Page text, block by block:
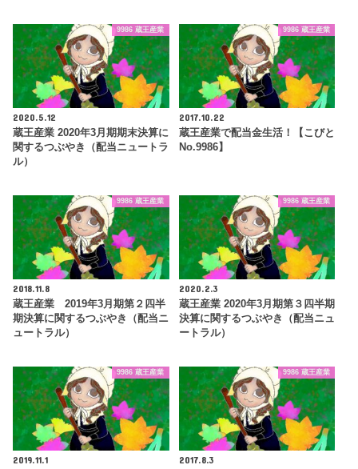
9986 蔵王産業
2020.5.12
蔵王産業 2020年3月期期末決算に
関するつぶやき（配当ニュートラ
ル）
9986 蔵王産業
2017.10.22
蔵王産業で配当金生活！【こびと
No.9986】
9986 蔵王産業
2018.11.8
蔵王産業 2019年3月期第２四半
期決算に関するつぶやき（配当ニ
ュートラル）
9986 蔵王産業
2020.2.3
蔵王産業 2020年3月期第３四半期
決算に関するつぶやき（配当ニュ
ートラル）
9986 蔵王産業
2019.11.1
9986 蔵王産業
2017.8.3